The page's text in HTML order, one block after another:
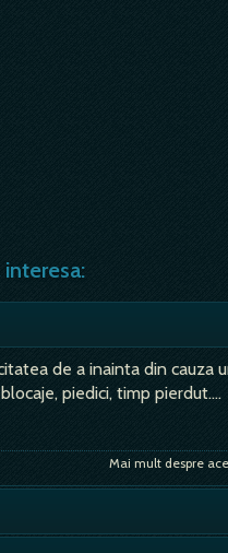
de a inainta din cauza
piedici, timp pierdut.…
Mai mult despre